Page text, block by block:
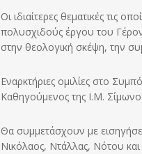
Οι ιδιαίτερες θεματικές τις
πολυσχιδούς έργου του
στην θεολογική σκέψη, την
Εναρκτήριες ομιλίες στο
Καθηγούμενος της Ι.Μ.
Θα συμμετάσχουν με
Νικόλαος, Ντάλλας, Νότου και